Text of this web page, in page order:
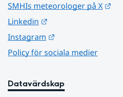
SMHIs meteorologer på X
Linkedin
Instagram
Policy för sociala medier
Datavärdskap